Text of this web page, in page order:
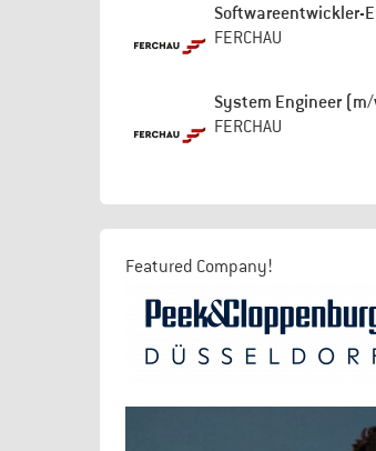
Softwareentwickler-
FERCHAU
System Engineer
FERCHAU
Featured Company!